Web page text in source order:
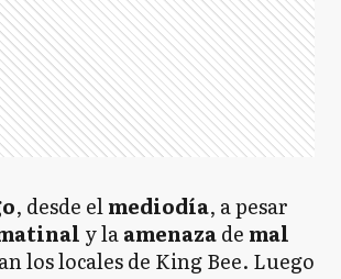
, desde elmediodía, a pesar
y laamenazade mal
los locales de King Bee. Luego